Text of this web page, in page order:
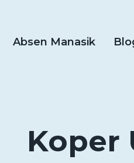
Absen Manasik
Koper